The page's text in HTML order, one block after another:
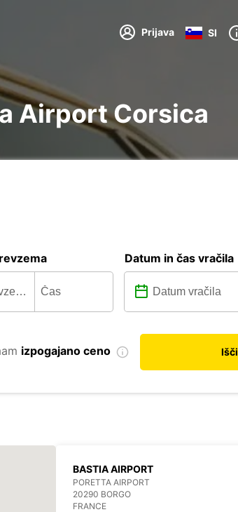
Prijava SI
Airport Corsica
Datum in čas vračila
izpogajano ceno Išči
BASTIA AIRPORT
PORETTA AIRPORT
20290 BORGO
FRANCE